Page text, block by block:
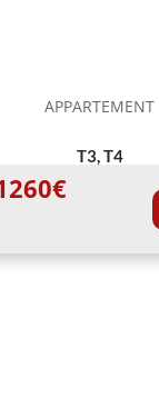
APPARTEMENT
T3, T4
€